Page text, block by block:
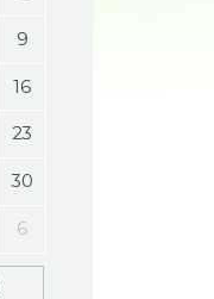
9
16
23
30
6